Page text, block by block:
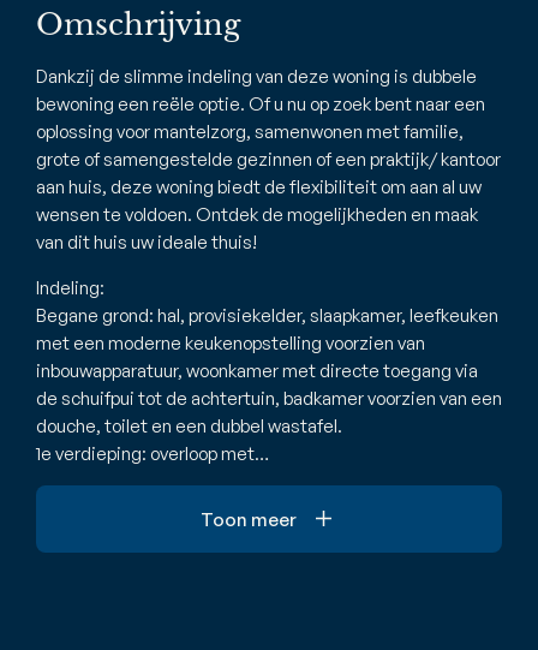
Omschrijving
Dankzij de slimme indeling van deze woning is dubbele
bewoning een reële optie. Of u nu op zoek bent naar een
oplossing voor mantelzorg, samenwonen met familie,
grote of samengestelde gezinnen of een praktijk/ kantoor
aan huis, deze woning biedt de flexibiliteit om aan al uw
wensen te voldoen. Ontdek de mogelijkheden en maak
van dit huis uw ideale thuis!
Indeling:
Begane grond: hal, provisiekelder, slaapkamer, leefkeuken
met een moderne keukenopstelling voorzien van
inbouwapparatuur, woonkamer met directe toegang via
de schuifpui tot de achtertuin, badkamer voorzien van een
douche, toilet en een dubbel wastafel.
1e verdieping: overloop met…
Toon meer